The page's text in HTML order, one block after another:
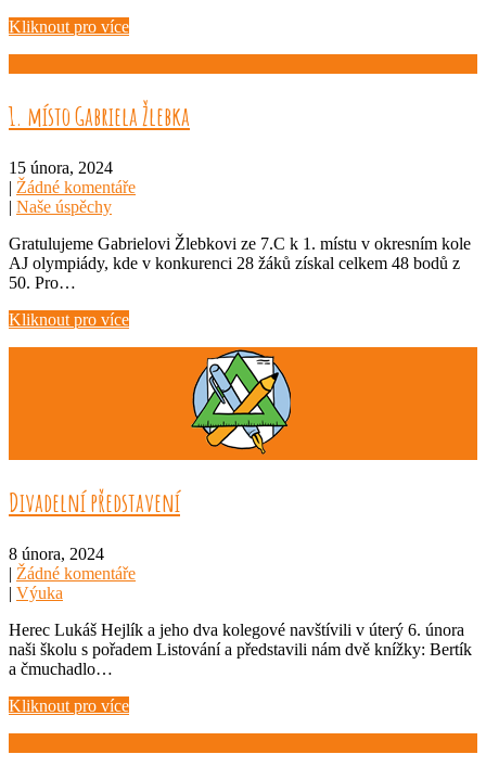
Kliknout pro více
1. místo Gabriela Žlebka
15 února, 2024
| Žádné komentáře
| Naše úspěchy
Gratulujeme Gabrielovi Žlebkovi ze 7.C k 1. místu v okresním kole
AJ olympiády, kde v konkurenci 28 žáků získal celkem 48 bodů z
50. Pro…
Kliknout pro více
Divadelní představení
8 února, 2024
| Žádné komentáře
| Výuka
Herec Lukáš Hejlík a jeho dva kolegové navštívili v úterý 6. února
naši školu s pořadem Listování a představili nám dvě knížky: Bertík
a čmuchadlo…
Kliknout pro více